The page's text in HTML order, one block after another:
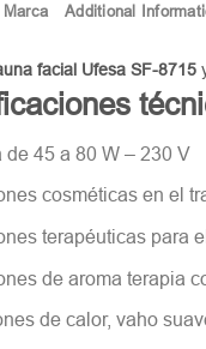
Marca Additional
facial Ufesa SF-8715
de 45 a 80 W – 230 V
cosméticas en el
terapéuticas para
de aroma terapia
de calor, vaho